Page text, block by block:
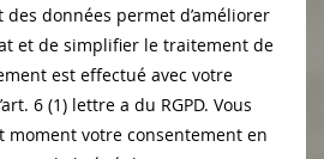
données permet d’améliorer
et de simplifier le traitement de
est effectué avec votre
6 (1) lettre a du RGPD. Vous
moment votre consentement en